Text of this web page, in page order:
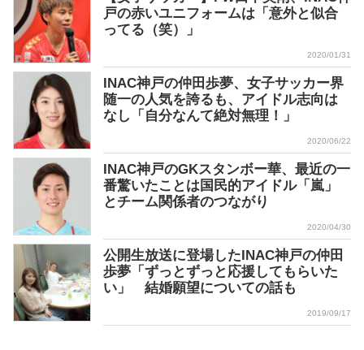
戸の赤いユニフォームは「意外と似合
ってる（笑）」
2020/01/31
INAC神戸の仲田歩夢、女子サッカー界
随一の人気を誇るも、アイドル志向は
なし「自分なんて絶対無理！」
2020/06/22
INAC神戸のGKスタンボー華、最近の一
番驚いたことは国民的アイドル「嵐」
とチーム関係者のつながり
2020/04/30
公開生放送に登場したINAC神戸の仲田
歩夢「ずっとずっと応援してもらいた
い」 結婚願望についての話も
2019/09/17